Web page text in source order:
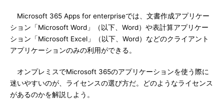
Microsoft 365 Apps for enterpriseでは、文書作成アプリケー
ション「Microsoft Word」（以下、Word）や表計算アプリケー
ション「Microsoft Excel」（以下、Word）などのクライアント
アプリケーションのみの利用ができる。
オンプレミスでMicrosoft 365のアプリケーションを使う際に
迷いやすいのが、ライセンスの選び方だ。どのようなライセンス
があるのかを解説しよう。